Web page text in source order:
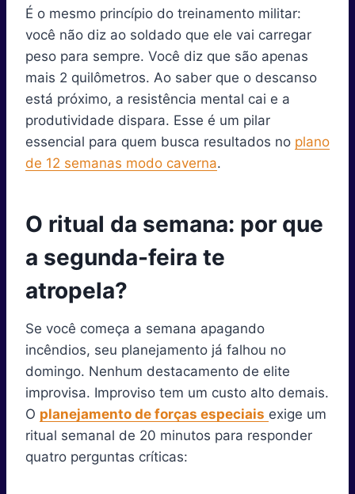
É o mesmo princípio do treinamento militar:
você não diz ao soldado que ele vai carregar
peso para sempre. Você diz que são apenas
mais 2 quilômetros. Ao saber que o descanso
está próximo, a resistência mental cai e a
produtividade dispara. Esse é um pilar
essencial para quem busca resultados no plano
de 12 semanas modo caverna.
O ritual da semana: por que
a segunda-feira te
atropela?
Se você começa a semana apagando
incêndios, seu planejamento já falhou no
domingo. Nenhum destacamento de elite
improvisa. Improviso tem um custo alto demais.
O planejamento de forças especiais exige um
ritual semanal de 20 minutos para responder
quatro perguntas críticas: